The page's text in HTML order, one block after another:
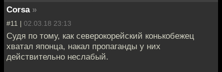
Corsa »
#11 | 02.03.18 23:13
Судя по тому, как северокорейский конькобежец
хватал японца, накал пропаганды у них
действительно неслабый.